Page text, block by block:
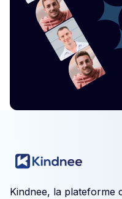
Kindnee, la plateforme